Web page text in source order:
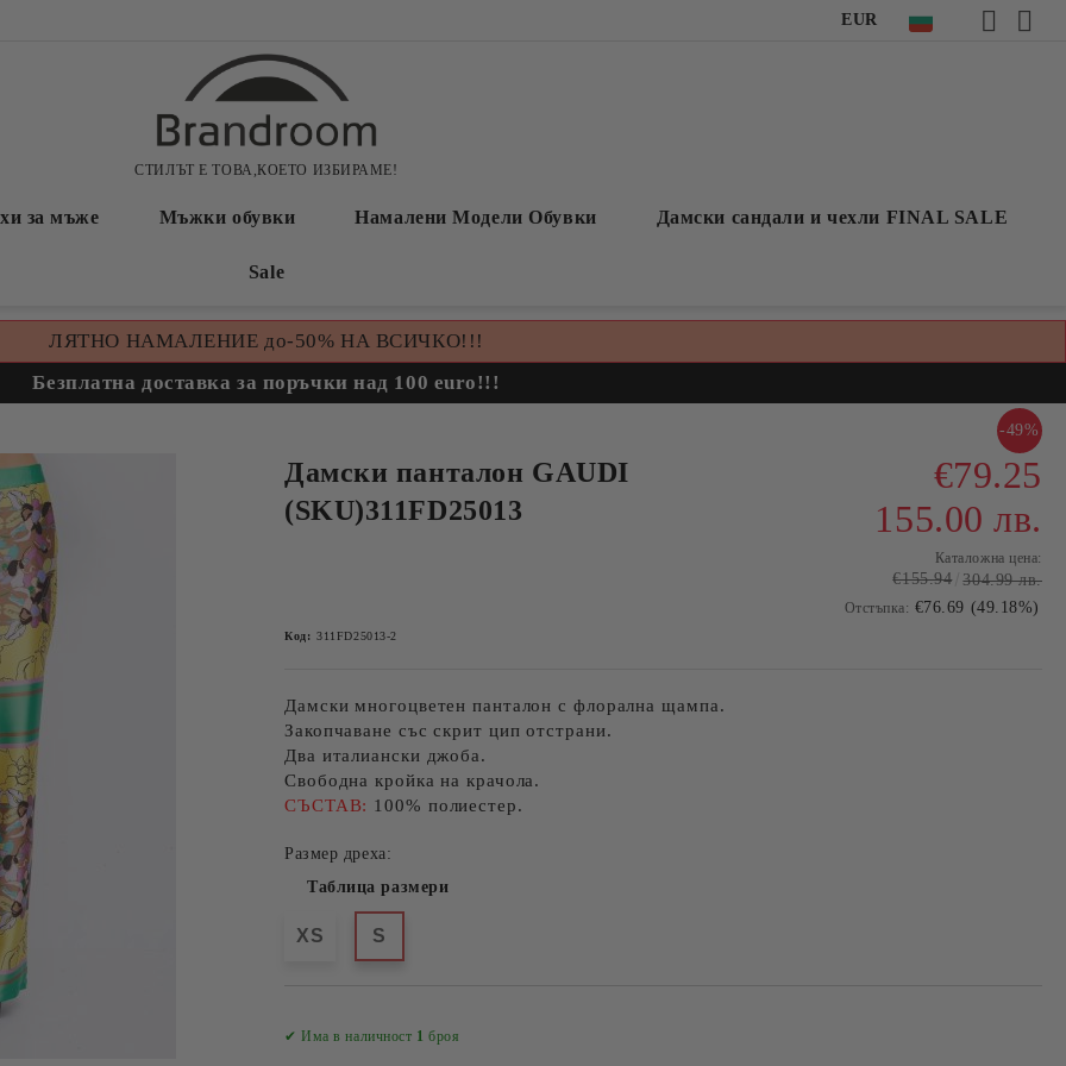
EUR
СТИЛЪТ Е ТОВА,КОЕТО ИЗБИРАМЕ!
за мъже Мъжки обувки Намалени Модели Обувки Дамски сандали и чехли FINAL SALE
Sale
ЛЯТНО НАМАЛЕНИЕ до-50% НА ВСИЧКО!!!
Безплатна доставка за поръчки над 100 euro!!!
Дамски панталон GAUDI
(SKU)311FD25013
-49%
€79.25
155.00 лв.
Каталожна цена:
€155.94 304.99 лв.
Отстъпка: €76.69 (49.18%)
Код: 311FD25013-2
Дамски многоцветен панталон с флорална щампа.
Закопчаване със скрит цип отстрани.
Два италиански джоба.
Свободна кройка на крачола.
СЪСТАВ: 100% полиестер.
Размер дреха:
Таблица размери
XS S
✔ Има в наличност 1 броя